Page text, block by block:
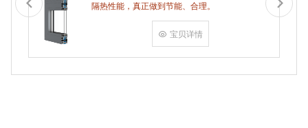
隔热性能，真正做到节能、合理。
宝贝详情